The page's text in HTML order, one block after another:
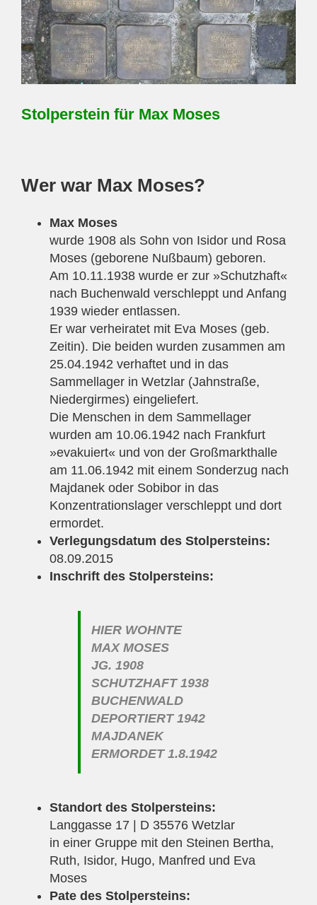
Stolperstein für Max Moses
Wer war Max Moses?
Max Moses
wurde 1908 als Sohn von Isidor und Rosa
Moses (geborene Nußbaum) geboren.
Am 10.11.1938 wurde er zur »Schutzhaft«
nach Buchenwald verschleppt und Anfang
1939 wieder entlassen.
Er war verheiratet mit Eva Moses (geb.
Zeitin). Die beiden wurden zusammen am
25.04.1942 verhaftet und in das
Sammellager in Wetzlar (Jahnstraße,
Niedergirmes) eingeliefert.
Die Menschen in dem Sammellager
wurden am 10.06.1942 nach Frankfurt
»evakuiert« und von der Großmarkthalle
am 11.06.1942 mit einem Sonderzug nach
Majdanek oder Sobibor in das
Konzentrationslager verschleppt und dort
ermordet.
Verlegungsdatum des Stolpersteins:
08.09.2015
Inschrift des Stolpersteins:
HIER WOHNTE
MAX MOSES
JG. 1908
SCHUTZHAFT 1938
BUCHENWALD
DEPORTIERT 1942
MAJDANEK
ERMORDET 1.8.1942
Standort des Stolpersteins:
Langgasse 17 | D 35576 Wetzlar
in einer Gruppe mit den Steinen Bertha,
Ruth, Isidor, Hugo, Manfred und Eva
Moses
Pate des Stolpersteins: